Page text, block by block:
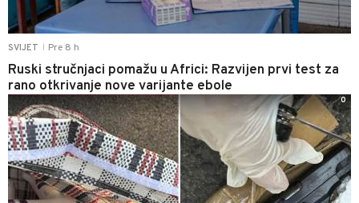
SVIJET Pre 8 h
Ruski stručnjaci pomažu u Africi: Razvijen prvi test za
rano otkrivanje nove varijante ebole
0